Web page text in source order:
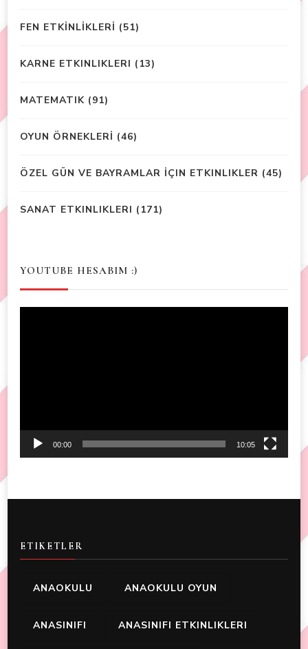
FEN ETKİNLİKLERİ (51)
KARNE ETKINLIKLERI (13)
MATEMATIK (91)
OYUN ÖRNEKLERİ (46)
ÖZEL GÜN VE BAYRAMLAR İÇIN ETKINLIKLER (45)
SANAT ETKINLIKLERI (171)
YOUTUBE HESABIM :)
00:00 10:05
ETIKETLER
ANAOKULU ANAOKULU OYUN
ANASINIFI ANASINIFI ETKINLIKLERI